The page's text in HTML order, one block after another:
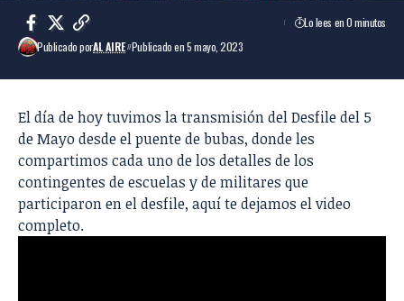
Publicado porAL AIRE Publicado en 5 mayo, 2023
Lo lees en 0 minutos
El día de hoy tuvimos la transmisión del Desfile del 5
de Mayo desde el puente de bubas, donde les
compartimos cada uno de los detalles de los
contingentes de escuelas y de militares que
participaron en el desfile, aquí te dejamos el video
completo.